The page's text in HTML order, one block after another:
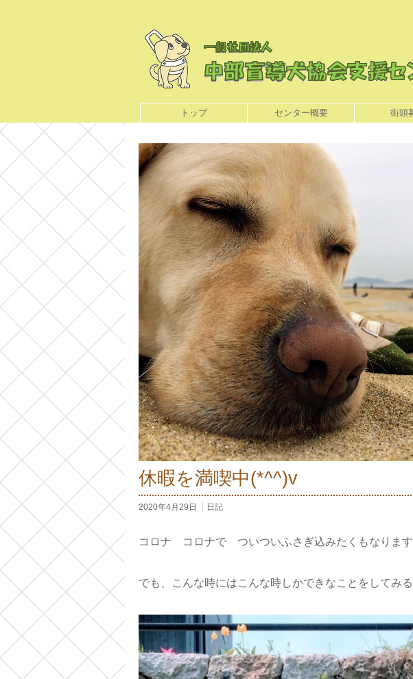
トップ センター概要 街頭
休暇を満喫中(*^^)v
2020年4月29日 日記
コロナ コロナで ついついふさぎ込みたくもなります
でも、こんな時にはこんな時しかできなことをしてみる